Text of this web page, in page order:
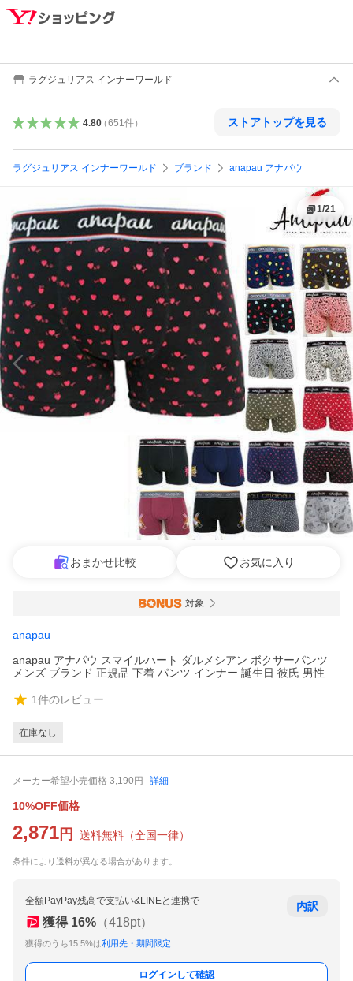
ラグジュリアス インナーワールド
4.80（651件） ストアトップを見る
ラグジュリアス インナーワールド ブランド anapau アナパウ
1/21
おまかせ比較 お気に入り
対象
anapau
anapau アナパウ スマイルハート ダルメシアン ボクサーパンツ
メンズ ブランド 正規品 下着 パンツ インナー 誕生日 彼氏 男性
1件のレビュー
在庫なし
メーカー希望小売価格 3,190円 詳細
10%OFF価格
2,871 円 送料無料 （全国一律）
条件により送料が異なる場合があります。
全額PayPay残高で支払い&LINEと連携で
獲得 16% （418pt）
獲得のうち15.5%は利用先・期間限定
内訳
ログインして確認